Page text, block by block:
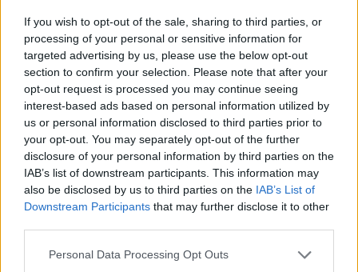
If you wish to opt-out of the sale, sharing to third parties, or
processing of your personal or sensitive information for
targeted advertising by us, please use the below opt-out
section to confirm your selection. Please note that after your
opt-out request is processed you may continue seeing
interest-based ads based on personal information utilized by
us or personal information disclosed to third parties prior to
your opt-out. You may separately opt-out of the further
disclosure of your personal information by third parties on the
IAB’s list of downstream participants. This information may
also be disclosed by us to third parties on the IAB’s List of
Downstream Participants that may further disclose it to other
Personal Data Processing Opt Outs
8 milliárd dollár értékben mutatkozott kereslet a tegnap
értékesített lengyel államkötvényekre, írja az UniCredit piaci
információkra hivatkozva. Az erőteljes kereslet mellett 3,9
százalékos hozamon, azaz az amerikai államkötvények
hozamához képest 215 bázispontos felárral értékesítették
a 2015 július 16-án lejáró dollárban denominált
államkötvényeket, ami...
KEDVES OLVASÓNK!
A keresett cikk a portfolio.hu hírarchívumához
tartozik, melynek olvasása előfizetéses
regisztrációhoz kötött.